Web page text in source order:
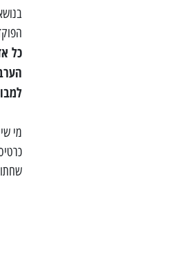
כל
למבוגר ו300 עבור
מי